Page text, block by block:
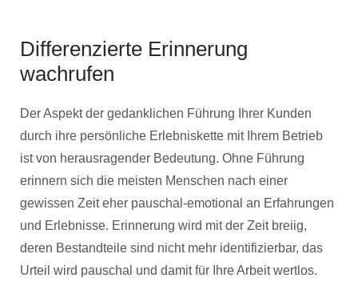
Differenzierte Erinnerung
wachrufen
Der Aspekt der gedanklichen Führung Ihrer Kunden
durch ihre persönliche Erlebniskette mit Ihrem Betrieb
ist von herausragender Bedeutung. Ohne Führung
erinnern sich die meisten Menschen nach einer
gewissen Zeit eher pauschal-emotional an Erfahrungen
und Erlebnisse. Erinnerung wird mit der Zeit breiig,
deren Bestandteile sind nicht mehr identifizierbar, das
Urteil wird pauschal und damit für Ihre Arbeit wertlos.